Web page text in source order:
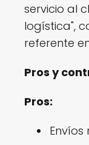
servicio al
logística",
referente
Pros y
Pros: